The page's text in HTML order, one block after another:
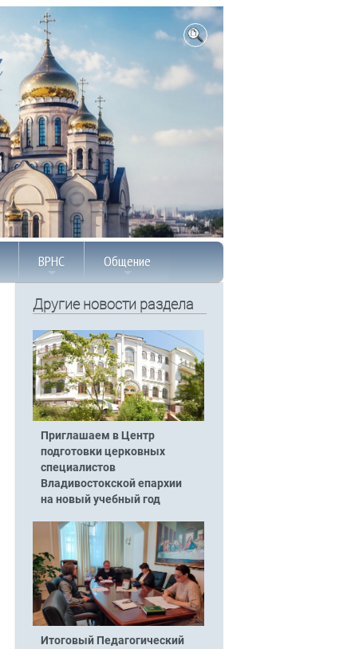
ВРНС Общение
Другие новости раздела
Приглашаем в Центр
подготовки церковных
специалистов
Владивостокской епархии
на новый учебный год
Итоговый Педагогический